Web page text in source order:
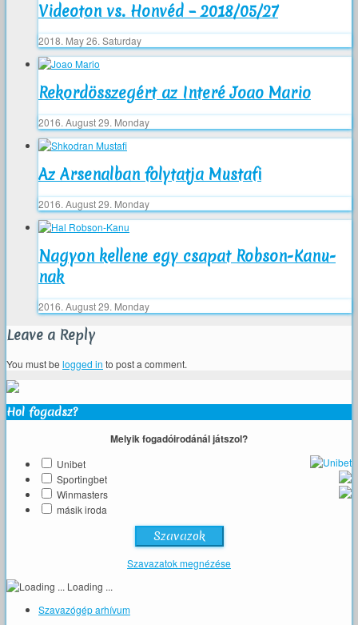
Videoton vs. Honvéd – 2018/05/27
2018. May 26. Saturday
Rekordösszegért az Interé Joao Mario
2016. August 29. Monday
Az Arsenalban folytatja Mustafi
2016. August 29. Monday
Nagyon kellene egy csapat Robson-Kanu-
nak
2016. August 29. Monday
Leave a Reply
You must be logged in to post a comment.
Hol fogadsz?
Melyik fogadóirodánál játszol?
Unibet
Sportingbet
Winmasters
másik iroda
Szavazatok megnézése
Loading ...
Szavazógép arhívum